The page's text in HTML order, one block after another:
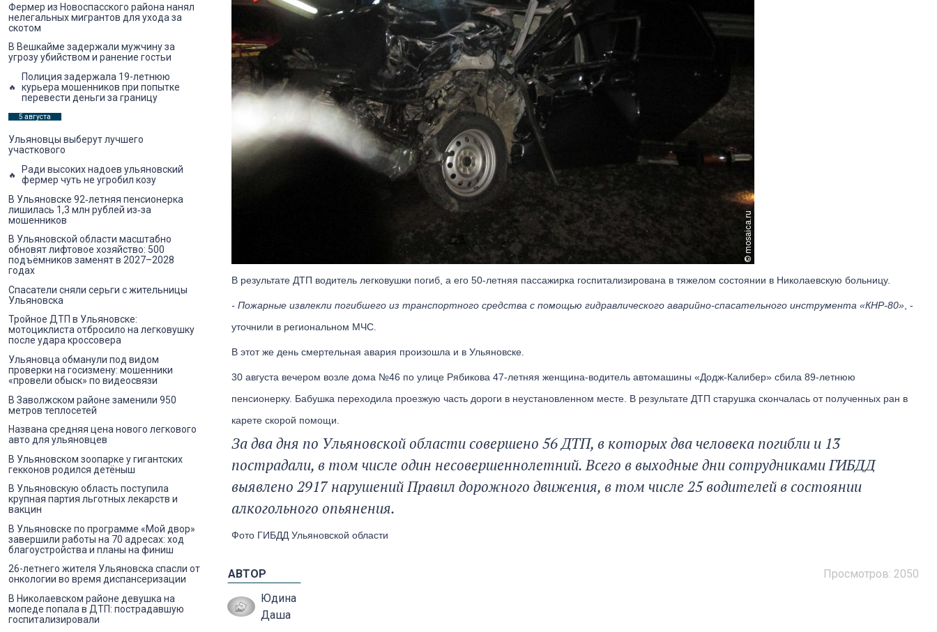
В результате ДТП водитель легковушки погиб, а его 50-летняя пассажирка госпитализирована в тяжелом состоянии в Николаевскую больницу.
- Пожарные извлекли погибшего из транспортного средства с помощью гидравлического аварийно-спасательного инструмента «КНР-80» , -
уточнили в региональном МЧС.
В этот же день смертельная авария произошла и в Ульяновске.
30 августа вечером возле дома №46 по улице Рябикова 47-летняя женщина-водитель автомашины «Додж-Калибер» сбила 89-летнюю
пенсионерку. Бабушка переходила проезжую часть дороги в неустановленном месте. В результате ДТП старушка скончалась от полученных ран в
карете скорой помощи.
За два дня по Ульяновской области совершено 56 ДТП, в которых два человека погибли и 13
пострадали, в том числе один несовершеннолетний. Всего в выходные дни сотрудниками ГИБДД
выявлено 2917 нарушений Правил дорожного движения, в том числе 25 водителей в состоянии
алкогольного опьянения.
Фото ГИБДД Ульяновской области
Просмотров: 2050
АВТОР
Юдина
Даша
Фермер из Новоспасского района нанял
нелегальных мигрантов для ухода за
скотом
В Вешкайме задержали мужчину за
угрозу убийством и ранение гостьи
Полиция задержала 19-летнюю
курьера мошенников при попытке
перевести деньги за границу
5 августа
Ульяновцы выберут лучшего
участкового
Ради высоких надоев ульяновский
фермер чуть не угробил козу
В Ульяновске 92‑летняя пенсионерка
лишилась 1,3 млн рублей из‑за
мошенников
В Ульяновской области масштабно
обновят лифтовое хозяйство: 500
подъёмников заменят в 2027–2028
годах
Спасатели сняли серьги с жительницы
Ульяновска
Тройное ДТП в Ульяновске:
мотоциклиста отбросило на легковушку
после удара кроссовера
Ульяновца обманули под видом
проверки на госизмену: мошенники
«провели обыск» по видеосвязи
В Заволжском районе заменили 950
метров теплосетей
Названа средняя цена нового легкового
авто для ульяновцев
В Ульяновском зоопарке у гигантских
гекконов родился детёныш
В Ульяновскую область поступила
крупная партия льготных лекарств и
вакцин
В Ульяновске по программе «Мой двор»
завершили работы на 70 адресах: ход
благоустройства и планы на финиш
26-летнего жителя Ульяновска спасли от
онкологии во время диспансеризации
В Николаевском районе девушка на
мопеде попала в ДТП: пострадавшую
госпитализировали